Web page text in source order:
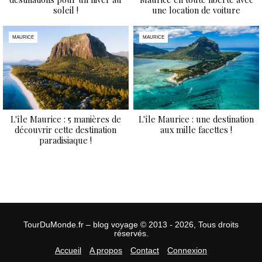
soleil !
une location de voiture
MAURICE
L'île Maurice : 5 manières de
découvrir cette destination
paradisiaque !
MAURICE
L'île Maurice : une destination
aux mille facettes !
TourDuMonde.fr – blog voyage © 2013 - 2026, Tous droits
réservés.
Accueil
A propos Contact Connexion